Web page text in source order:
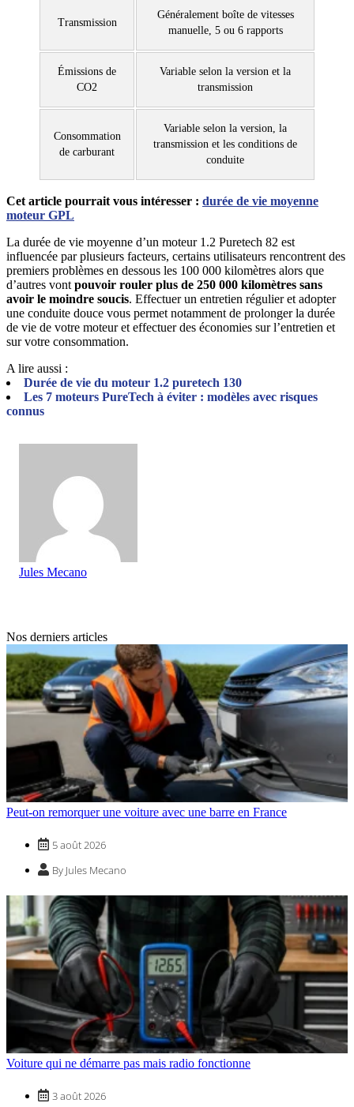
Transmission
Généralement boîte de vitesses
manuelle, 5 ou 6 rapports
Émissions de
CO2
Variable selon la version et la
transmission
Consommation
de carburant
Variable selon la version, la
transmission et les conditions de
conduite
Cet article pourrait vous intéresser : durée de vie moyenne
moteur GPL
La durée de vie moyenne d’un moteur 1.2 Puretech 82 est
influencée par plusieurs facteurs, certains utilisateurs rencontrent des
premiers problèmes en dessous les 100 000 kilomètres alors que
d’autres vontpouvoir rouler plus de 250 000 kilomètres sans
avoir le moindre soucis. Effectuer un entretien régulier et adopter
une conduite douce vous permet notamment de prolonger la durée
de vie de votre moteur et effectuer des économies sur l’entretien et
sur votre consommation.
A lire aussi :
Durée de vie du moteur 1.2 puretech 130
Les 7 moteurs PureTech à éviter : modèles avec risques
connus
Jules Mecano
Nos derniers articles
Peut-on remorquer une voiture avec une barre en France
5 août 2026
By Jules Mecano
Voiture qui ne démarre pas mais radio fonctionne
3 août 2026